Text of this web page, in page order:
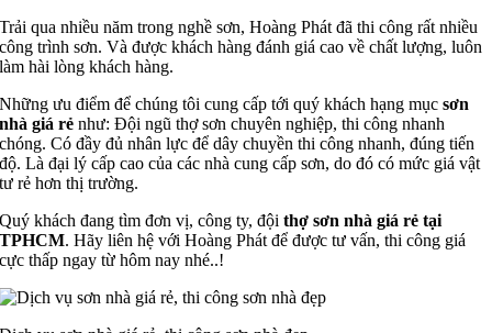
Trải qua nhiều năm trong nghề sơn, Hoàng Phát đã thi công rất nhiều
công trình sơn. Và được khách hàng đánh giá cao về chất lượng, luôn
làm hài lòng khách hàng.
Những ưu điểm để chúng tôi cung cấp tới quý khách hạng mụcsơn
nhà giá rẻ như: Đội ngũ thợ sơn chuyên nghiệp, thi công nhanh
chóng. Có đầy đủ nhân lực để dây chuyền thi công nhanh, đúng tiến
độ. Là đại lý cấp cao của các nhà cung cấp sơn, do đó có mức giá vật
tư rẻ hơn thị trường.
Quý khách đang tìm đơn vị, công ty, độithợ sơn nhà giá rẻ tại
TPHCM. Hãy liên hệ với Hoàng Phát để được tư vấn, thi công giá
cực thấp ngay từ hôm nay nhé..!